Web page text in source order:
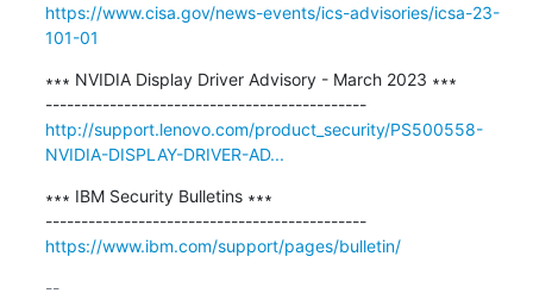
https://www.cisa.gov/news-events/ics-advisories/icsa-23-
101-01
∗∗∗ NVIDIA Display Driver Advisory - March 2023 ∗∗∗
---------------------------------------------
http://support.lenovo.com/product_security/PS500558-
NVIDIA-DISPLAY-DRIVER-AD...
∗∗∗ IBM Security Bulletins ∗∗∗
---------------------------------------------
https://www.ibm.com/support/pages/bulletin/
--